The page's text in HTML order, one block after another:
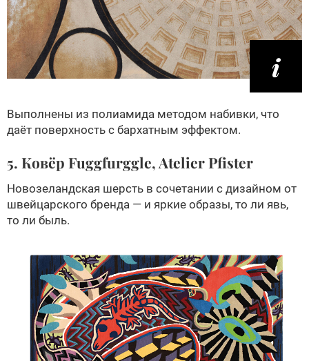
Выполнены из полиамида методом набивки, что
даёт поверхность с бархатным эффектом.
5. Ковёр Fuggfurggle, Atelier Pfister
Новозеландская шерсть в сочетании с дизайном от
швейцарского бренда — и яркие образы, то ли явь,
то ли быль.